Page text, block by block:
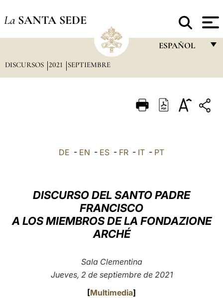
La SANTA SEDE
ESPAÑOL
ITALIANO
العربيّة
中文
DISCURSOS 2021 SEPTIEMBRE
DE - EN - ES - FR - IT - PT
DISCURSO DEL SANTO PADRE
FRANCISCO
A LOS MIEMBROS DE LA FONDAZIONE
ARCHÉ
Sala Clementina
Jueves, 2 de septiembre de 2021
[Multimedia]